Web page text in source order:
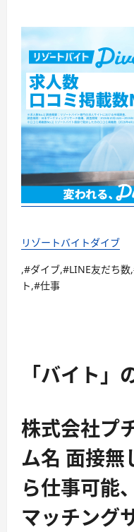
リゾートバイトダイブ
,#ダイブ,#LINE友だち数
ト,#仕事
「バイト」
株式会社プ
ム名 面接無
ら仕事可能
マッチング